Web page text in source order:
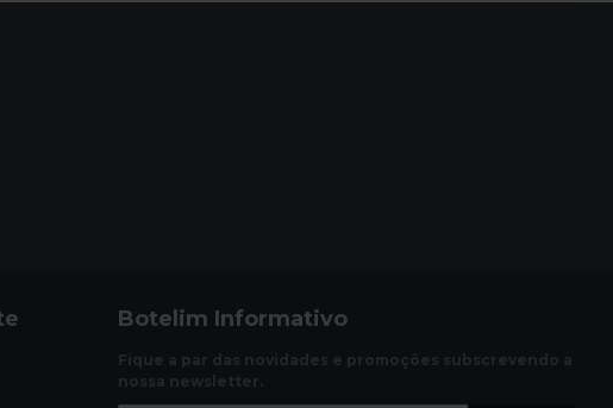
Botelim Informativo
Fique a par das novidades e promoções subscrevendo a
nossa newsletter.